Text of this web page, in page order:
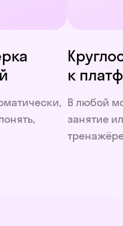
к
В любой
занятие